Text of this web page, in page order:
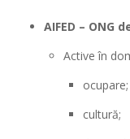
AIFED – ONG
Active în
ocupare;
cultură;